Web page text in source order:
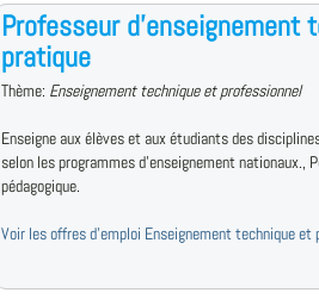
Professeur d'enseignement
pratique
Thème: Enseignement technique et professionnel
Enseigne aux élèves et aux étudiants des
selon les programmes d'enseignement nationaux.,
pédagogique.
Voir les offres d'emploi Enseignement technique et